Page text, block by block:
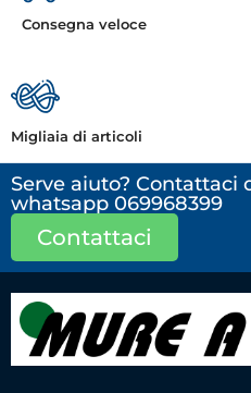
Consegna veloce
Migliaia di articoli
Serve aiuto? Contattaci
whatsapp 069968399
Contattaci